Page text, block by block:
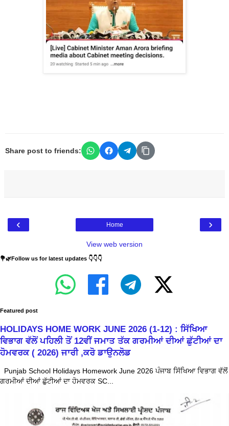
Share post to friends:
‹ ›
Home
View web version
💐🌿Follow us for latest updates 👇👇👇
Featured post
HOLIDAYS HOME WORK JUNE 2026 (1-12) : ਸਿੱਖਿਆ
ਵਿਭਾਗ ਵੱਲੋਂ ਪਹਿਲੀ ਤੋਂ 12ਵੀਂ ਜਮਾਤ ਤੱਕ ਗਰਮੀਆਂ ਦੀਆਂ ਛੁੱਟੀਆਂ ਦਾ
ਹੋਮਵਰਕ ( 2026) ਜਾਰੀ ,ਕਰੋ ਡਾਉਨਲੋਡ
Punjab School Holidays Homework June 2026 ਪੰਜਾਬ ਸਿੱਖਿਆ ਵਿਭਾਗ ਵੱਲੋਂ
ਗਰਮੀਆਂ ਦੀਆਂ ਛੁੱਟੀਆਂ ਦਾ ਹੋਮਵਰਕ SC...